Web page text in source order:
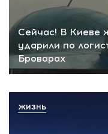
Сейчас! В Киеве
ударили по
Броварах
ЖИЗНЬ